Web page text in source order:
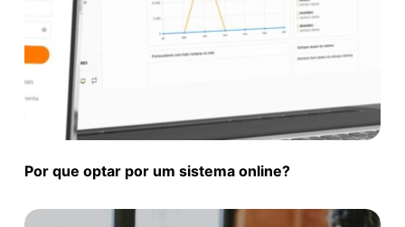
Por que optar por um sistema online?